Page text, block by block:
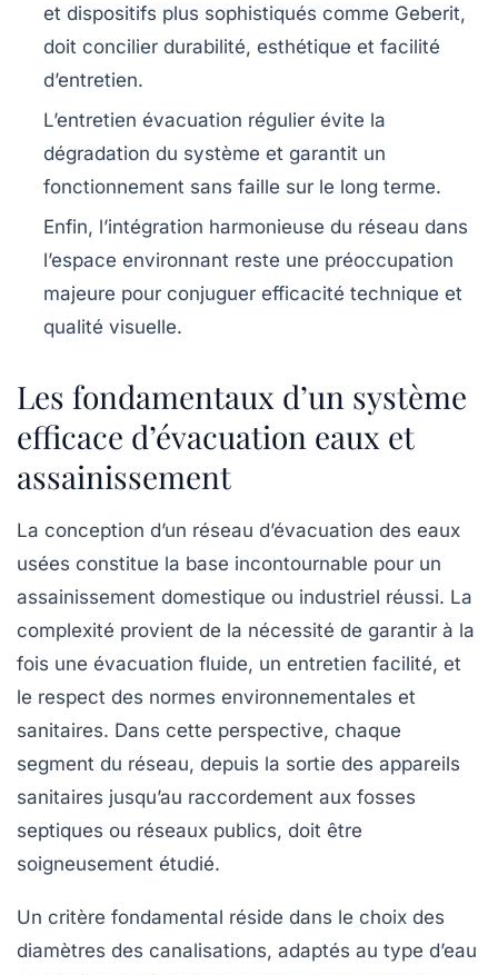
et dispositifs plus sophistiqués comme Geberit,
doit concilier durabilité, esthétique et facilité
d’entretien.
L’entretien évacuation régulier évite la
dégradation du système et garantit un
fonctionnement sans faille sur le long terme.
Enfin, l’intégration harmonieuse du réseau dans
l’espace environnant reste une préoccupation
majeure pour conjuguer efficacité technique et
qualité visuelle.
Les fondamentaux d’un système
efficace d’évacuation eaux et
assainissement
La conception d’un réseau d’évacuation des eaux
usées constitue la base incontournable pour un
assainissement domestique ou industriel réussi. La
complexité provient de la nécessité de garantir à la
fois une évacuation fluide, un entretien facilité, et
le respect des normes environnementales et
sanitaires. Dans cette perspective, chaque
segment du réseau, depuis la sortie des appareils
sanitaires jusqu’au raccordement aux fosses
septiques ou réseaux publics, doit être
soigneusement étudié.
Un critère fondamental réside dans le choix des
diamètres des canalisations, adaptés au type d’eau